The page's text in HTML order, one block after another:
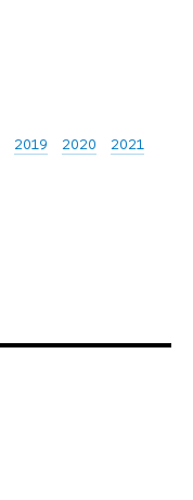
2019 2020
2021